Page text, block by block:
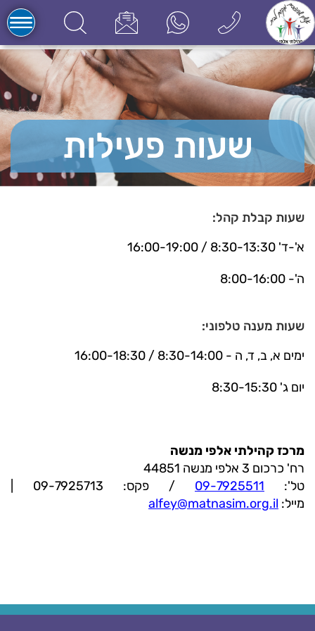
שעות פעילות
שעות קבלת קהל:
א'-ד' 8:30-13:30 / 16:00-19:00
ה'- 8:00-16:00
שעות מענה טלפוני:
ימים א, ב, ד, ה - 8:30-14:00 / 16:00-18:30
יום ג' 8:30-15:30
מרכז קהילתי אלפי מנשה
רח' כרכום 3 אלפי מנשה 44851
טל': 09-7925511
מייל: alfey@matnasim.org.il